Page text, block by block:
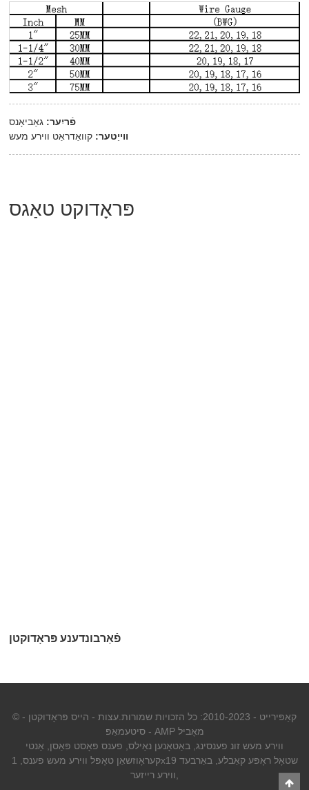
פֿריִער: גאַביאָנס
ווייַטער: קוואַדראַט ווירע מעש
פּראָדוקט טאַגס
פֿאַרבונדענע פּראָדוקטן
© קאַפּירייט - 2010-2023: כל הזכויות שמורות. עצות - הייס פּראָדוקטן -
סיטעמאַפּ-
AMP מאָביל
ווירע מעש זונ פענסינג, באַטאָנען נאַילס, פענס פּאָסט פּאַסן, אַנטי
קעראָוזשאַן טאָפּל ווירע מעש פענס, 1x19 שטאָל ראָפּע קאַבלע,באַרבעד
ווירע רייזער,